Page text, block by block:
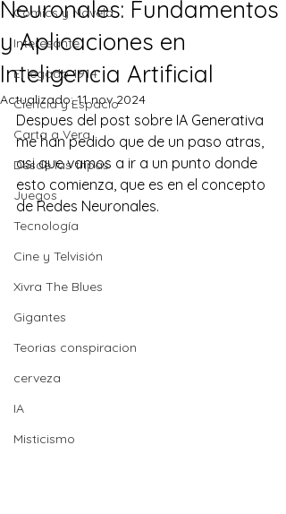
Comics y Novela
Interesante
El legado 1914
Ciencia y Espacio
Carta a Vera
Desde las tripas
Juegos
Tecnología
Cine y Telvisión
Xivra The Blues
Gigantes
Teorias conspiracion
cerveza
IA
Misticismo
Neuronales: Fundamentos
y Aplicaciones en
Inteligencia Artificial
Actualizado:11 nov 2024
Despues del post sobre IA Generativa
me han pedido que de un paso atras,
asi que vamos a ir a un punto donde
esto comienza, que es en el concepto
de Redes Neuronales.